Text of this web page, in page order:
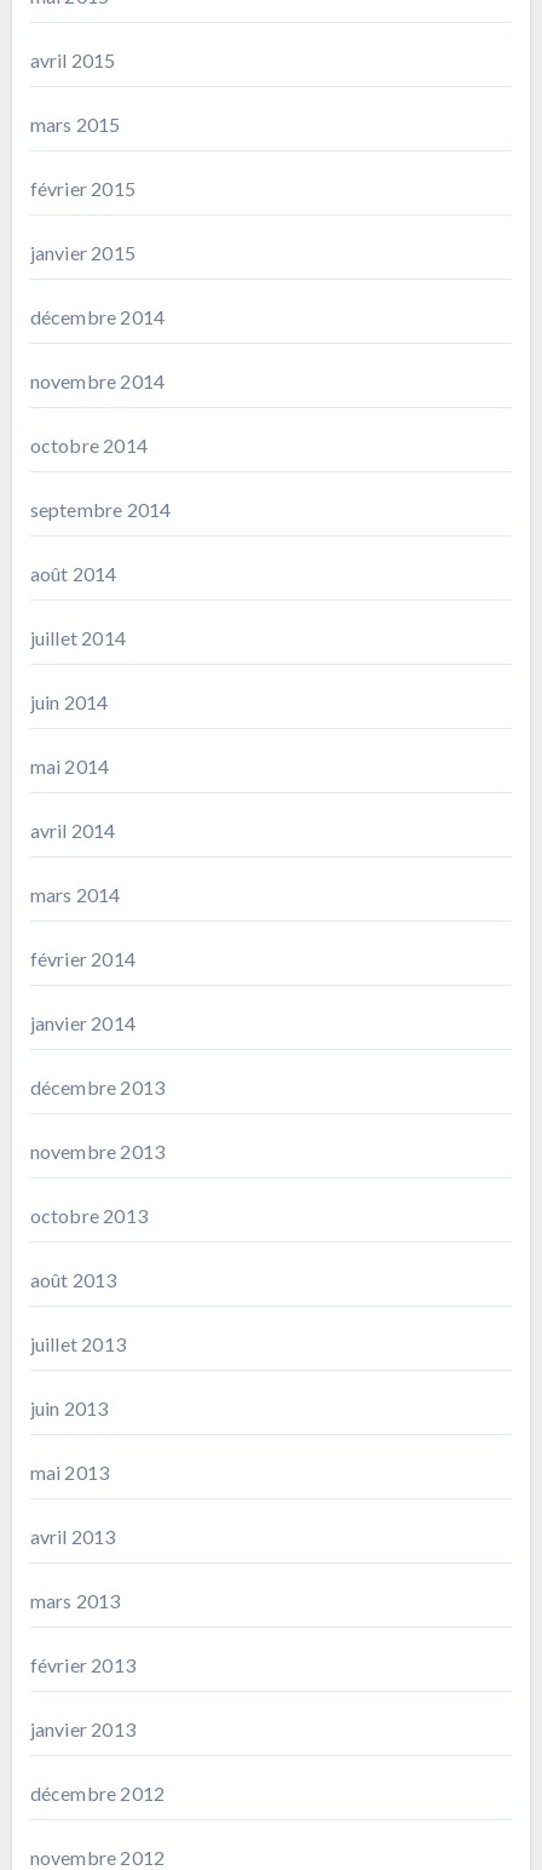
avril 2015
mars 2015
février 2015
janvier 2015
décembre 2014
novembre 2014
octobre 2014
septembre 2014
août 2014
juillet 2014
juin 2014
mai 2014
avril 2014
mars 2014
février 2014
janvier 2014
décembre 2013
novembre 2013
octobre 2013
août 2013
juillet 2013
juin 2013
mai 2013
avril 2013
mars 2013
février 2013
janvier 2013
décembre 2012
novembre 2012